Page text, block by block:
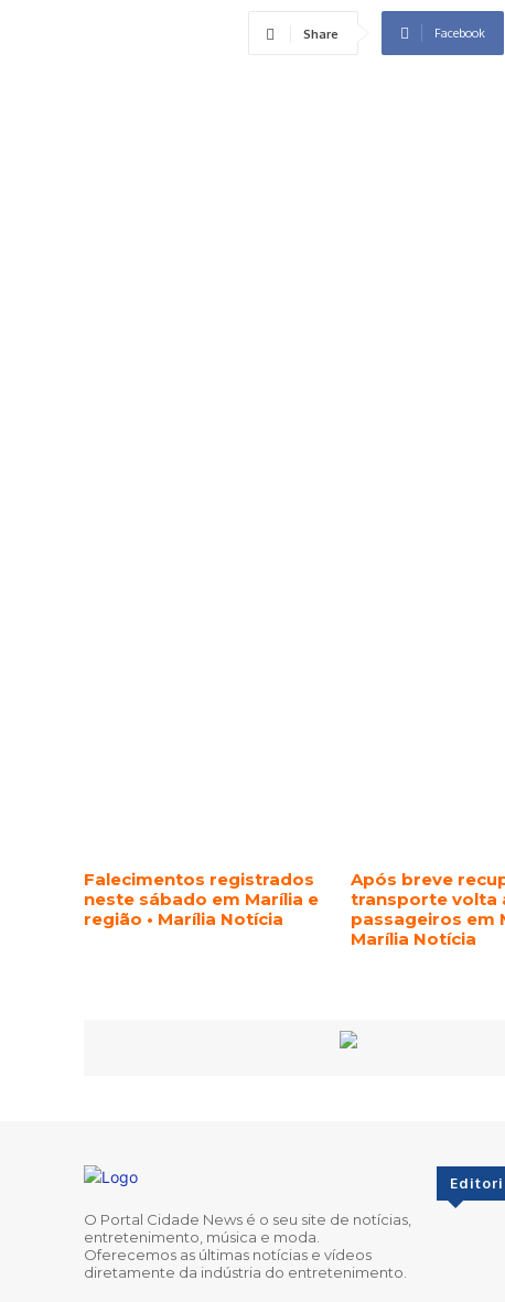
Share Facebook
Falecimentos registrados
neste sábado em Marília e
região • Marília Notícia
Após breve
transporte volta
passageiros em
Marília Notícia
O Portal Cidade News é o seu site de notícias,
entretenimento, música e moda.
Oferecemos as últimas notícias e vídeos
diretamente da indústria do entretenimento.